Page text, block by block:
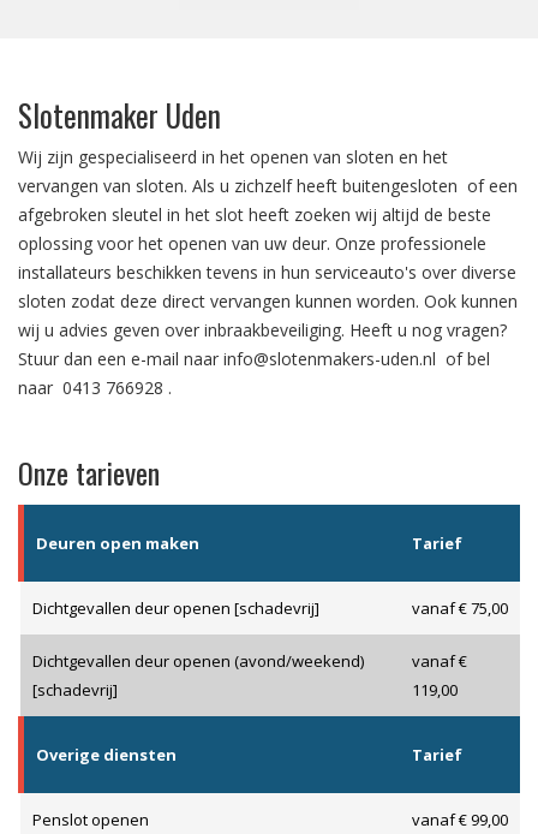
Slotenmaker Uden
Wij zijn gespecialiseerd in het openen van sloten en het
vervangen van sloten. Als u zichzelf heeft buitengesloten of een
afgebroken sleutel in het slot heeft zoeken wij altijd de beste
oplossing voor het openen van uw deur. Onze professionele
installateurs beschikken tevens in hun serviceauto's over diverse
sloten zodat deze direct vervangen kunnen worden. Ook kunnen
wij u advies geven over inbraakbeveiliging. Heeft u nog vragen?
Stuur dan een e-mail naar info@slotenmakers-uden.nl of bel
naar 0413 766928 .
Onze tarieven
Deuren open maken Tarief
Dichtgevallen deur openen [schadevrij] vanaf € 75,00
Dichtgevallen deur openen (avond/weekend)
[schadevrij]
vanaf €
119,00
Overige diensten Tarief
Penslot openen vanaf € 99,00